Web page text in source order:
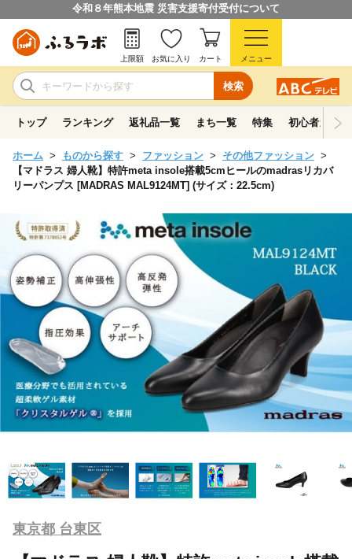
令和８年熊本地震 災害支援寄付受付について
検索
上限額 お気に入り カート メニュー
トップ ランキング 返礼品一覧 まち一覧 特集 初心者ガイド
ホーム ものから探す ファッション
その他ファッション
【マドラス 婦人靴】特許meta insole搭載5cmヒールのmadrasリカバ
リーパンプス [MADRAS MAL9124MT] (サイズ：22.5cm)
東京都 台東区